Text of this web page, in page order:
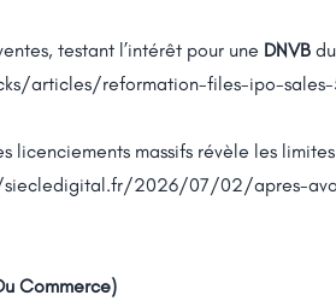
testant l’intérêt pour une DNVB
articles/reformation-files-ipo-sales-
licenciements massifs révèle les
2026/07/02/apres-
Commerce)